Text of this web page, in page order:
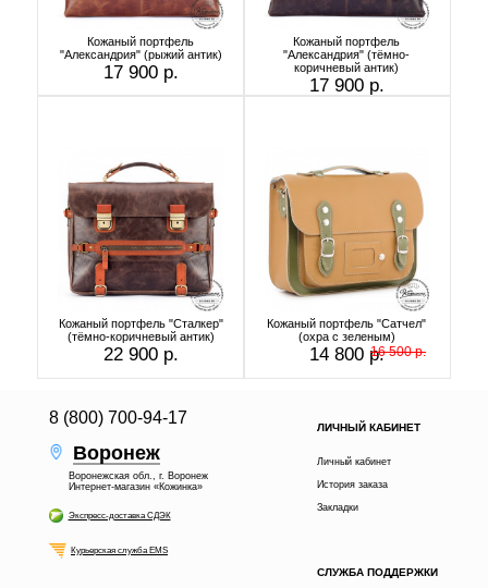
Кожаный портфель
"Александрия" (рыжий антик)
17 900 р.
Кожаный портфель
"Александрия" (тёмно-
коричневый антик)
17 900 р.
Кожаный портфель "Сталкер"
(тёмно-коричневый антик)
22 900 р.
Кожаный портфель "Сатчел"
(охра с зеленым)
14 800 р.16 500 р.
8 (800) 700-94-17
Воронеж
Воронежская обл., г. Воронеж
Интернет-магазин «Кожинка»
Экспресс-доставка СДЭК
Курьерская служба EMS
ЛИЧНЫЙ КАБИНЕТ
Личный кабинет
История заказа
Закладки
СЛУЖБА ПОДДЕРЖКИ